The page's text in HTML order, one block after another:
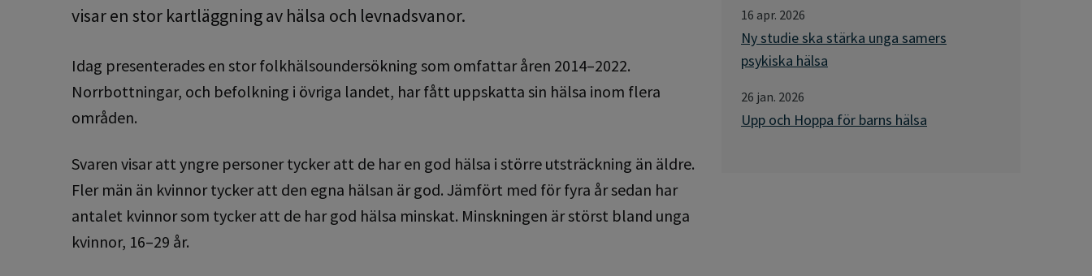
visar en stor kartläggning av hälsa och levnadsvanor.
Idag presenterades en stor folkhälsoundersökning som omfattar åren 2014–2022.
Norrbottningar, och befolkning i övriga landet, har fått uppskatta sin hälsa inom flera
områden.
Svaren visar att yngre personer tycker att de har en god hälsa i större utsträckning än äldre.
Fler män än kvinnor tycker att den egna hälsan är god. Jämfört med för fyra år sedan har
antalet kvinnor som tycker att de har god hälsa minskat. Minskningen är störst bland unga
kvinnor, 16–29 år.
16 apr. 2026
Ny studie ska stärka unga samers
psykiska hälsa
26 jan. 2026
Upp och Hoppa för barns hälsa